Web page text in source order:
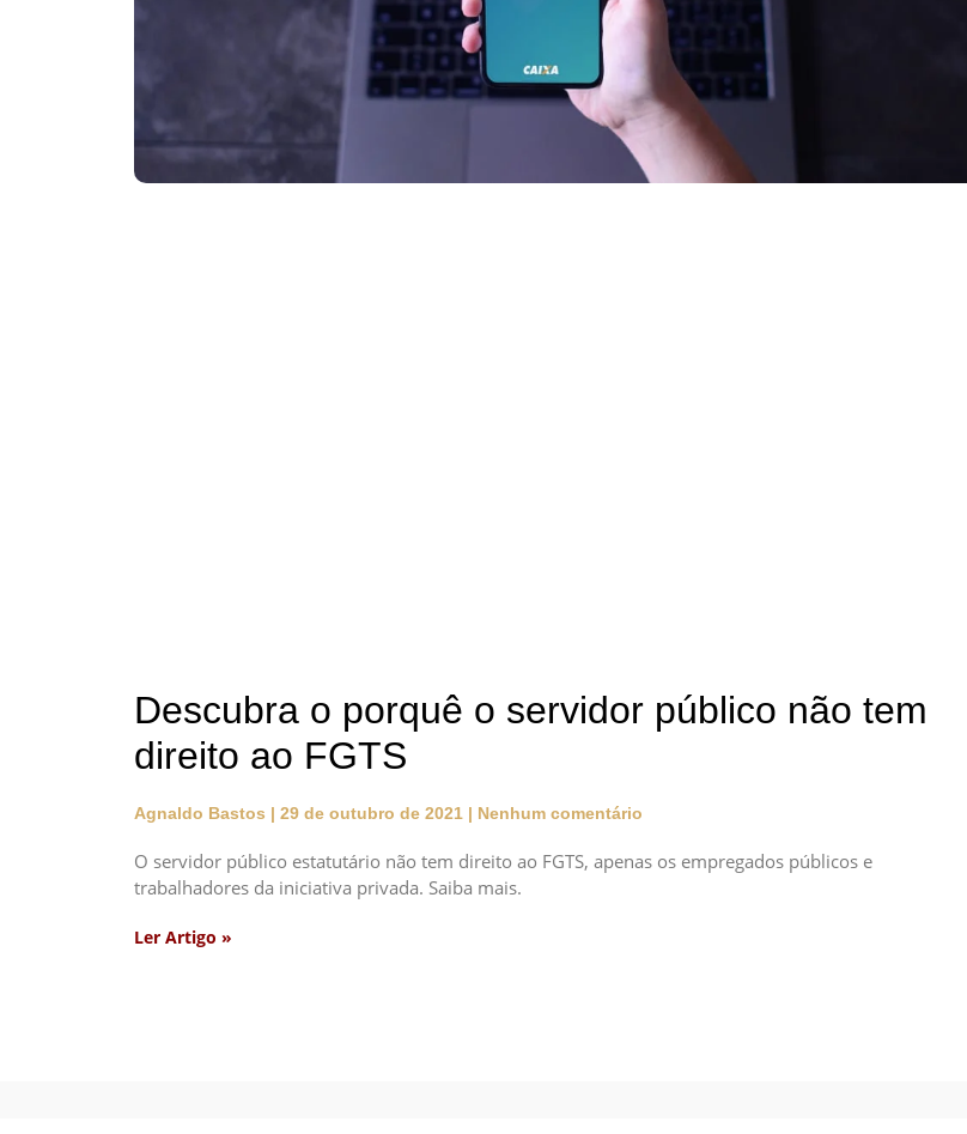
Descubra o porquê o servidor público não tem
direito ao FGTS
Agnaldo Bastos 29 de outubro de 2021 Nenhum comentário
O servidor público estatutário não tem direito ao FGTS, apenas os empregados públicos e
trabalhadores da iniciativa privada. Saiba mais.
Ler Artigo »